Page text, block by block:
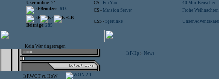
User online: 21 CS - FunYard
40 Mio. Beuscher
Benutzer: 618 CS - Mansion Server
Frohe
GB-
Beiträge: 285
CSS - Spelunke Unser
Kein War eingetragen
IsF.WOT vs. HoW 2:1
IsF-Hp > News